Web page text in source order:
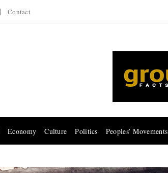
Contact
Economy Culture Politics Peoples’ Movements